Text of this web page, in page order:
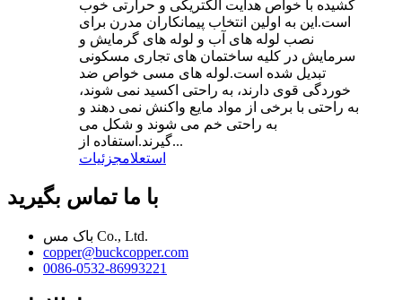
کشیده با خواص هدایت الکتریکی و حرارتی خوب
است.این به اولین انتخاب پیمانکاران مدرن برای
نصب لوله های آب و لوله های گرمایش و
سرمایش در کلیه ساختمان های تجاری مسکونی
تبدیل شده است.لوله های مسی خواص ضد
خوردگی قوی دارند، به راحتی اکسید نمی شوند،
به راحتی با برخی از مواد مایع واکنش نمی دهند و
به راحتی خم می شوند و شکل می
گیرند.استفاده از...
استعلامجزئیات
با ما تماس بگیرید
باک مس Co., Ltd.
copper@buckcopper.com
0086-0532-86993221